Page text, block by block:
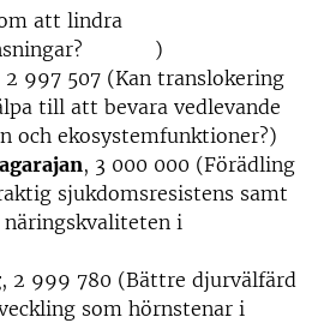
att lindra
)
2 997 507 (Kan translokering
till att bevara vedlevande
och ekosystemfunktioner?)
, 3 000 000 (Förädling
sjukdomsresistens samt
i
, 2 999 780 (Bättre djurvälfärd
som hörnstenar i